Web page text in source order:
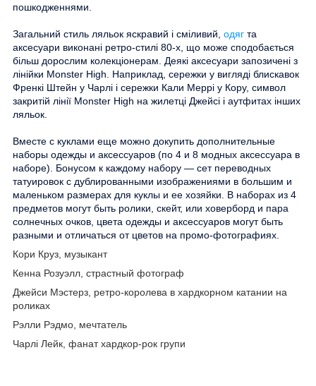
пошкодженнями.
Загальний стиль ляльок яскравий і сміливий, одяг та
аксесуари виконані ретро-стилі 80-х, що може сподобається
більш дорослим колекціонерам. Деякі аксесуари запозичені з
лінійки Monster High. Наприклад, сережки у вигляді блискавок
Френкі Штейн у Чарлі і сережки Кали Меррі у Кору, символ
закритій лінії Monster High на жилетці Джейсі і аутфитах інших
ляльок.
Вместе с куклами еще можно докупить дополнительные
наборы одежды и аксессуаров (по 4 и 8 модных аксессуара в
наборе). Бонусом к каждому набору — сет переводных
татуировок с дублированными изображениями в большим и
маленьком размерах для куклы и ее хозяйки. В наборах из 4
предметов могут быть ролики, скейт, или ховерборд и пара
солнечных очков, цвета одежды и аксессуаров могут быть
разными и отличаться от цветов на промо-фотографиях.
Кори Круз, музыкант
Кенна Розуэлл, страстный фотограф
Джейси Мэстерз, ретро-королева в хардкорном катании на
роликах
Рэлли Рэдмо, мечтатель
Чарлі Лейк, фанат хардкор-рок групи